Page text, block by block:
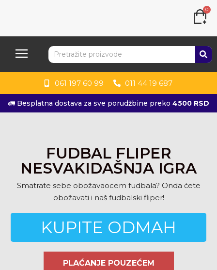
0
061 197 60 99 011 44 19 687
🚛 Besplatna dostava za sve porudžbine preko 4500 RSD
FUDBAL FLIPER
NESVAKIDAŠNJA IGRA
Smatrate sebe obožavaocem fudbala? Onda ćete
obožavati i naš fudbalski fliper!
KUPITE ODMAH
PLAĆANJE POUZEĆEM